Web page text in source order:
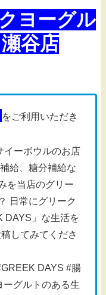
ヨーグル
谷店
をご利用いただき
イーボウルのお店
給、糖分補給な
を当店のグリー
日常にグリーク
DAYS」な生活を
してみてくださ
DAYS #腸
ーグルトのある生